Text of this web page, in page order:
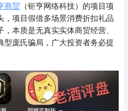
商贸 （钜亨网络科技）的项目项
，项目假借多场景消费折扣礼品
本质是无真实实体商贸经营、
型庞氏骗局，广大投资者务必提